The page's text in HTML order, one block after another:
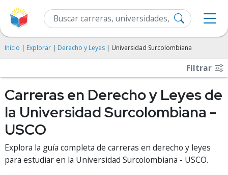
Inicio | Explorar | Derecho y Leyes | Universidad Surcolombiana
Filtrar
Carreras en Derecho y Leyes de
la Universidad Surcolombiana -
USCO
Explora la guía completa de carreras en derecho y leyes
para estudiar en la Universidad Surcolombiana - USCO.